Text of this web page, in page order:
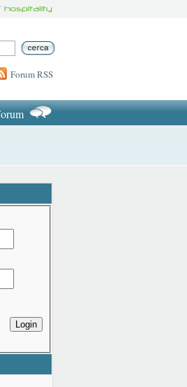
Forum RSS
Login